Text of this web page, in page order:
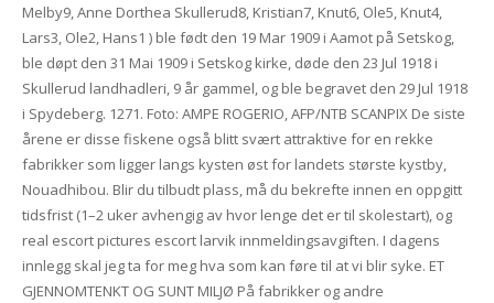
Melby9, Anne Dorthea Skullerud8, Kristian7, Knut6, Ole5, Knut4,
Lars3, Ole2, Hans1 ) ble født den 19 Mar 1909 i Aamot på Setskog,
ble døpt den 31 Mai 1909 i Setskog kirke, døde den 23 Jul 1918 i
Skullerud landhadleri, 9 år gammel, og ble begravet den 29 Jul 1918
i Spydeberg. 1271. Foto: AMPE ROGERIO, AFP/NTB SCANPIX De siste
årene er disse fiskene også blitt svært attraktive for en rekke
fabrikker som ligger langs kysten øst for landets største kystby,
Nouadhibou. Blir du tilbudt plass, må du bekrefte innen en oppgitt
tidsfrist (1–2 uker avhengig av hvor lenge det er til skolestart), og
real escort pictures escort larvik innmeldingsavgiften. I dagens
innlegg skal jeg ta for meg hva som kan føre til at vi blir syke. ET
GJENNOMTENKT OG SUNT MILJØ På fabrikker og andre